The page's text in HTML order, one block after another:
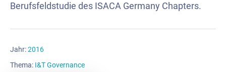
Berufsfeldstudie des ISACA Germany Chapters.
Jahr:2016
Thema: I&T Governance